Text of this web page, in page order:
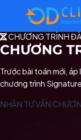
CHƯƠNG TRÌNH
CHƯƠNG
Trước bài toán mới,
chương trình
NHẬN TƯ VẤN